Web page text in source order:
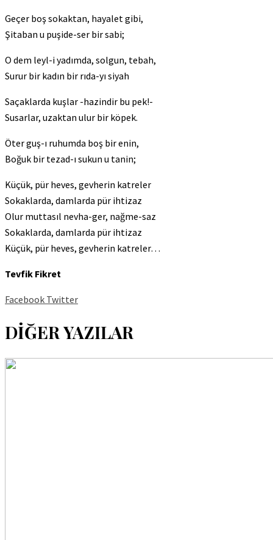
Geçer boş sokaktan, hayalet gibi,
Şitaban u puşide-ser bir sabi;
O dem leyl-i yadımda, solgun, tebah,
Surur bir kadın bir rıda-yı siyah
Saçaklarda kuşlar -hazindir bu pek!-
Susarlar, uzaktan ulur bir köpek.
Öter guş-ı ruhumda boş bir enin,
Boğuk bir tezad-ı sukun u tanin;
Küçük, pür heves, gevherin katreler
Sokaklarda, damlarda pür ihtizaz
Olur muttasıl nevha-ger, nağme-saz
Sokaklarda, damlarda pür ihtizaz
Küçük, pür heves, gevherin katreler…
Tevfik Fikret
Facebook Twitter
DİĞER YAZILAR